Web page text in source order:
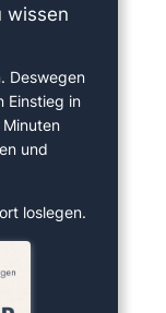
wissen
Deswegen
Einstieg in
und
loslegen.